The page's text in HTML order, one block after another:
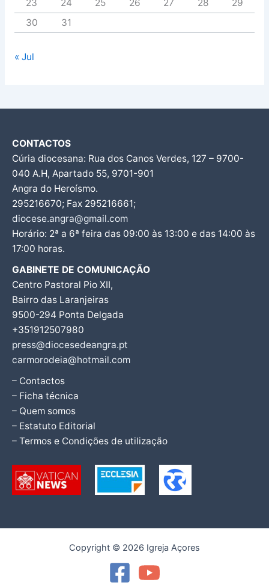
23
24 25 26 27 28
29
30
31
« Jul
CONTACTOS
Cúria diocesana: Rua dos Canos Verdes, 127 – 9700-
040 A.H, Apartado 55, 9701-901
Angra do Heroísmo.
295216670; Fax 295216661;
diocese.angra@gmail.com
Horário: 2ª a 6ª feira das 09:00 às 13:00 e das 14:00 às
17:00 horas.
GABINETE DE COMUNICAÇÃO
Centro Pastoral Pio XII,
Bairro das Laranjeiras
9500-294 Ponta Delgada
+351912507980
press@diocesedeangra.pt
carmorodeia@hotmail.com
– Contactos
– Ficha técnica
– Quem somos
– Estatuto Editorial
– Termos e Condições de utilização
Copyright © 2026 Igreja Açores